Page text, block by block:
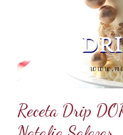
básica en la
cakes, eclairs,
otros extractos....
Receta Drip